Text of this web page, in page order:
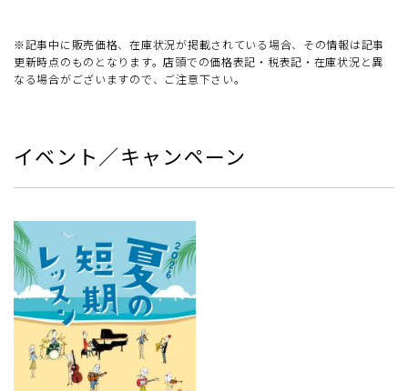
※記事中に販売価格、在庫状況が掲載されている場合、その情報は記事
更新時点のものとなります。店頭での価格表記・税表記・在庫状況と異
なる場合がございますので、ご注意下さい。
イベント／キャンペーン